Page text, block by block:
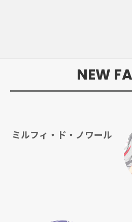
NEW
ミルフィ・ド・ノワール